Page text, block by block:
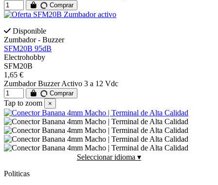
Comprar
Disponible
Zumbador - Buzzer
SFM20B 95dB
Electrohobby
SFM20B
1,65 €
Zumbador Buzzer Activo 3 a 12 Vdc
Comprar
Tap to zoom ×
Seleccionar idioma ▾
Politicas